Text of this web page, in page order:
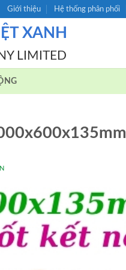
Giới thiệu Hệ thống phân phối
XANH
LIMITED